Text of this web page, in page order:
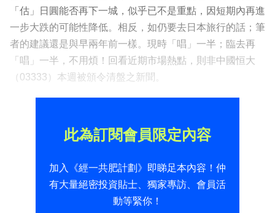
「估」日圓能否再下一城，似乎已不是重點，因短期內再進
一步大跌的可能性降低。相反，如仍要去日本旅行的話；筆
者的建議還是與早兩年前一樣。現時「唱」一半；臨去再
「唱」一半，不用煩！回看近期市場熱點，則非中國恒大
（03333）本週被頒令清盤之新聞。
此為訂閱會員限定內容
加入《經一共肥計劃》即睇足本內容！仲
有大量絕密投資貼士、獨家專訪、會員活
動等緊你！